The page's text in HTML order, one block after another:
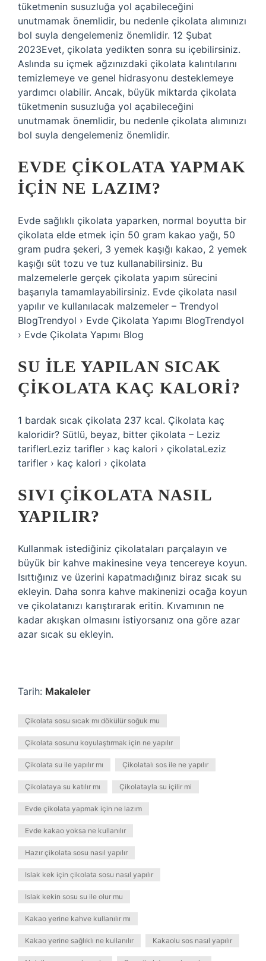
tüketmenin susuzluğa yol açabileceğini
unutmamak önemlidir, bu nedenle çikolata alımınızı
bol suyla dengelemeniz önemlidir. 12 Şubat
2023Evet, çikolata yedikten sonra su içebilirsiniz.
Aslında su içmek ağzınızdaki çikolata kalıntılarını
temizlemeye ve genel hidrasyonu desteklemeye
yardımcı olabilir. Ancak, büyük miktarda çikolata
tüketmenin susuzluğa yol açabileceğini
unutmamak önemlidir, bu nedenle çikolata alımınızı
bol suyla dengelemeniz önemlidir.
EVDE ÇIKOLATA YAPMAK
IÇIN NE LAZIM?
Evde sağlıklı çikolata yaparken, normal boyutta bir
çikolata elde etmek için 50 gram kakao yağı, 50
gram pudra şekeri, 3 yemek kaşığı kakao, 2 yemek
kaşığı süt tozu ve tuz kullanabilirsiniz. Bu
malzemelerle gerçek çikolata yapım sürecini
başarıyla tamamlayabilirsiniz. Evde çikolata nasıl
yapılır ve kullanılacak malzemeler – Trendyol
BlogTrendyol › Evde Çikolata Yapımı BlogTrendyol
› Evde Çikolata Yapımı Blog
SU ILE YAPILAN SICAK
ÇIKOLATA KAÇ KALORI?
1 bardak sıcak çikolata 237 kcal. Çikolata kaç
kaloridir? Sütlü, beyaz, bitter çikolata – Leziz
tariflerLeziz tarifler › kaç kalori › çikolataLeziz
tarifler › kaç kalori › çikolata
SIVI ÇIKOLATA NASIL
YAPILIR?
Kullanmak istediğiniz çikolataları parçalayın ve
büyük bir kahve makinesine veya tencereye koyun.
Isıttığınız ve üzerini kapatmadığınız biraz sıcak su
ekleyin. Daha sonra kahve makinenizi ocağa koyun
ve çikolatanızı karıştırarak eritin. Kıvamının ne
kadar akışkan olmasını istiyorsanız ona göre azar
azar sıcak su ekleyin.
Tarih: Makaleler
Çikolata sosu sıcak mı dökülür soğuk mu
Çikolata sosunu koyulaştırmak için ne yapılır
Çikolata su ile yapılır mı Çikolatalı sos ile ne yapılır
Çikolataya su katılır mı Çikolatayla su içilir mi
Evde çikolata yapmak için ne lazım
Evde kakao yoksa ne kullanılır
Hazır çikolata sosu nasıl yapılır
Islak kek için çikolata sosu nasıl yapılır
Islak kekin sosu su ile olur mu
Kakao yerine kahve kullanılır mı
Kakao yerine sağlıklı ne kullanılır Kakaolu sos nasıl yapılır